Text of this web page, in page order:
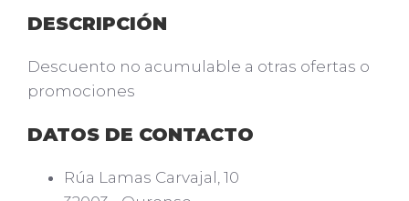
DESCRIPCIÓN
Descuento no acumulable a otras ofertas o
promociones
DATOS DE CONTACTO
Rúa Lamas Carvajal, 10